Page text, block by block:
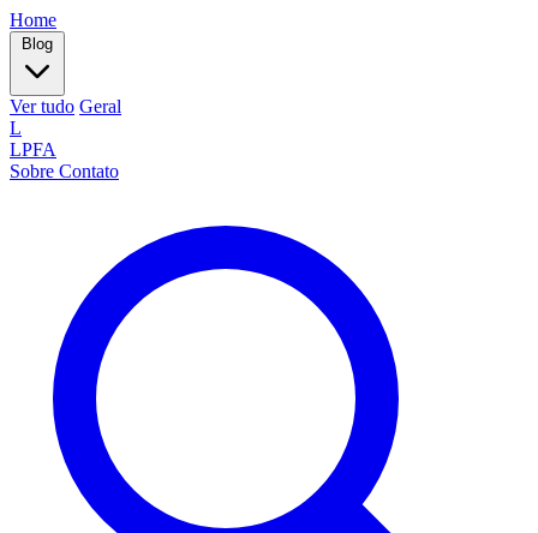
Home
Ver tudo Geral
L
LPFA
Sobre Contato